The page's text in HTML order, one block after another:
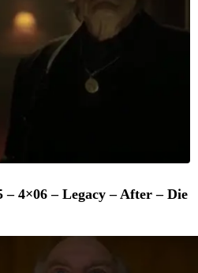
– 4×06 – Legacy – After – Die